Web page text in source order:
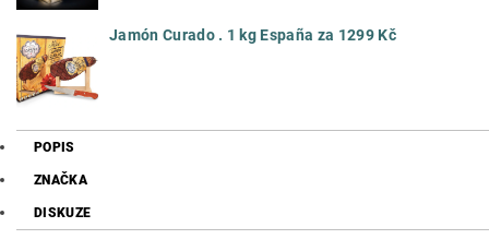
Jamón Curado . 1 kg España za 1299 Kč
POPIS
ZNAČKA
DISKUZE